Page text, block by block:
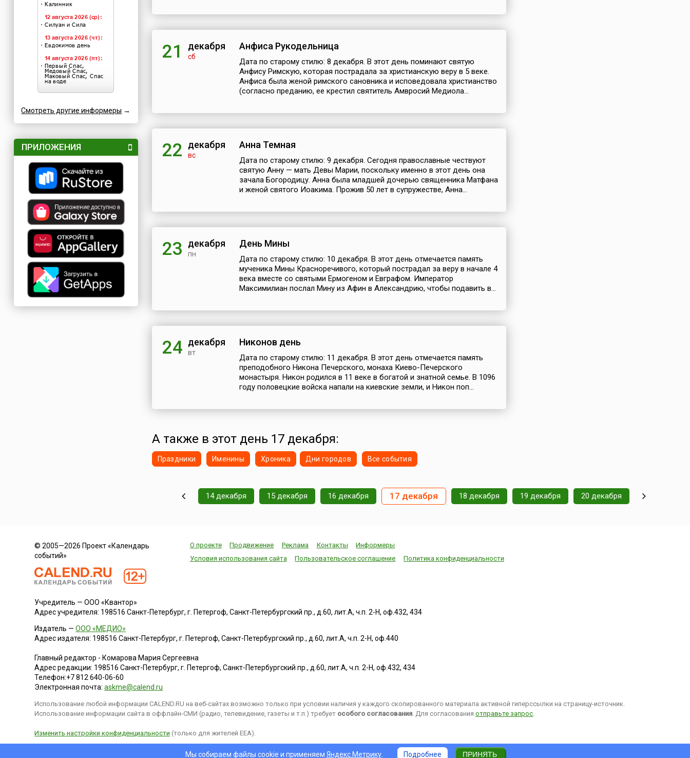
Смотреть другие информеры →
ПРИЛОЖЕНИЯ
21 декабря
сб
Анфиса Рукодельница
Дата по старому стилю: 8 декабря. В этот день поминают святую
Анфису Римскую, которая пострадала за христианскую веру в 5 веке.
Анфиса была женой римского сановника и исповедовала христианство
(согласно преданию, ее крестил святитель Амвросий Медиола...
22 декабря
вс
Анна Темная
Дата по старому стилю: 9 декабря. Сегодня православные чествуют
святую Анну — мать Девы Марии, поскольку именно в этот день она
зачала Богородицу. Анна была младшей дочерью священника Матфана
и женой святого Иоакима. Прожив 50 лет в супружестве, Анна...
23 декабря
пн
День Мины
Дата по старому стилю: 10 декабря. В этот день отмечается память
мученика Мины Красноречивого, который пострадал за веру в начале 4
века вместе со святыми Ермогеном и Евграфом. Император
Максимилиан послал Мину из Афин в Александрию, чтобы подавить в...
24 декабря
вт
Никонов день
Дата по старому стилю: 11 декабря. В этот день отмечается память
преподобного Никона Печерского, монаха Киево-Печерского
монастыря. Никон родился в 11 веке в богатой и знатной семье. В 1096
году половецкие войска напали на киевские земли, и Никон поп...
А также в этот день 17 декабря:
Праздники Именины Хроника Дни городов Все события
14 декабря 15 декабря 16 декабря 17 декабря 18 декабря 19 декабря 20 декабря
© 2005—2026 Проект «Календарь
событий»
О проекте Продвижение Реклама Контакты
Информеры
Условия использования сайта
Пользовательское соглашение Политика конфиденциальности
Учредитель — ООО «Квантор»
Адрес учредителя: 198516 Санкт-Петербург, г. Петергоф, Санкт-Петербургский пр., д.60, лит.А, ч.п. 2-Н, оф.432, 434
Издатель —ООО «МЕДИО»
Адрес издателя: 198516 Санкт-Петербург, г. Петергоф, Санкт-Петербургский пр., д.60, лит.А, ч.п. 2-Н, оф.440
Главный редактор - Комарова Мария Сергеевна
Адрес редакции: 198516 Санкт-Петербург, г. Петергоф,Санкт-Петербургский пр., д.60, лит.А, ч.п. 2-Н, оф.432, 434
Телефон:+7 812 640-06-60
Электронная почта:askme@calend.ru
Использование любой информации CALEND.RU на веб-сайтах возможно только при условии наличия у каждого скопированного материала активной гиперссылки на страницу-источник.
Использование информации сайта в оффлайн-СМИ (радио, телевидение, газеты и т.п.) требует особого согласования. Для согласованияотправьте запрос.
Изменить настройки конфиденциальности (только для жителей EEA).
Мы собираем файлы cookie и применяем Яндекс.Метрику. Подробнее ПРИНЯТЬ